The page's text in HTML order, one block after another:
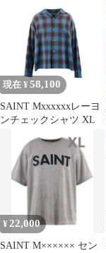
現在 ¥ 58,100
SAINT Mxxxxxxレーヨ
ンチェックシャツ XL
¥22,000
SAINT M×××××× セン